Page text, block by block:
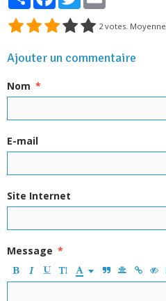
2 votes. Moyenne
Ajouter un commentaire
Nom
E-mail
Site Internet
Message